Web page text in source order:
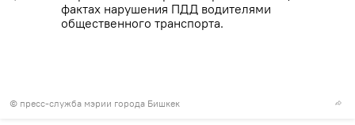
© пресс-служба мэрии города Бишкек
фактах нарушения ПДД водителями
общественного транспорта.